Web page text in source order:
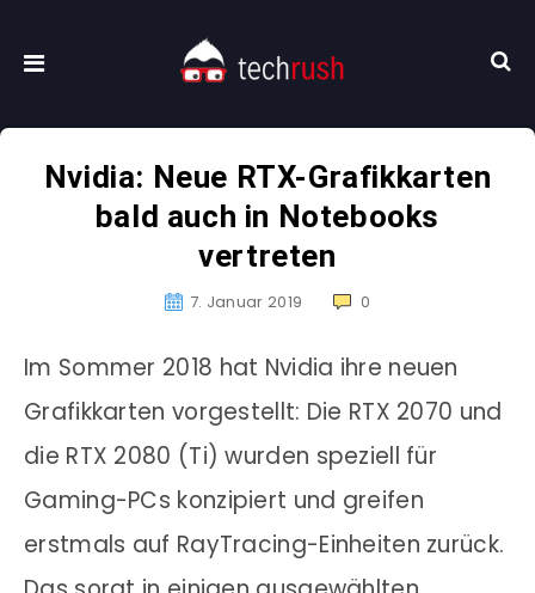
Nvidia: Neue RTX-Grafikkarten
bald auch in Notebooks
vertreten
7. Januar 2019 0
Im Sommer 2018 hat Nvidia ihre neuen
Grafikkarten vorgestellt: Die RTX 2070 und
die RTX 2080 (Ti) wurden speziell für
Gaming-PCs konzipiert und greifen
erstmals auf RayTracing-Einheiten zurück.